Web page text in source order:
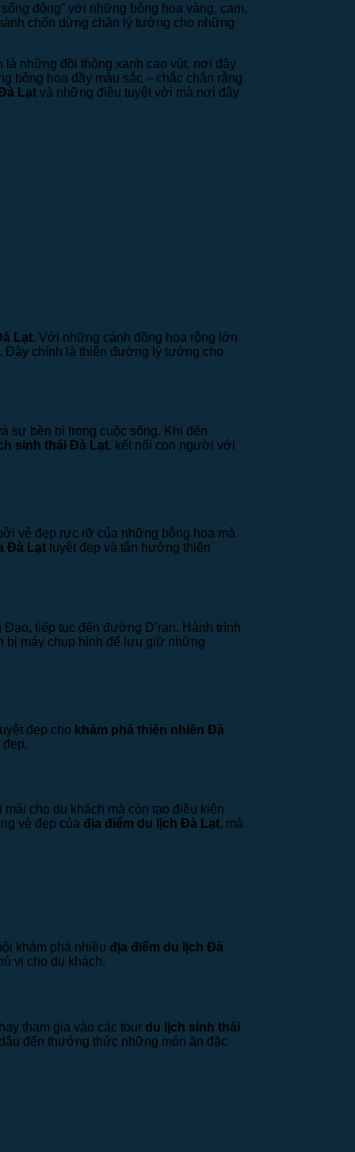
động” với những bông hoa vàng, cam,
chốn dừng chân lý tưởng cho những
những đồi thông xanh cao vút, nơi đây
bông hoa đầy màu sắc – chắc chắn rằng
Lạt và những điều tuyệt vời mà nơi đây
Lạt. Với những cánh đồng hoa rộng lớn
Đây chính là thiên đường lý tưởng cho
sự bền bỉ trong cuộc sống. Khi đến
sinh thái Đà Lạt, kết nối con người với
vẻ đẹp rực rỡ của những bông hoa mà
Đà Lạt tuyệt đẹp và tận hưởng thiên
tiếp tục đến đường D’ran. Hành trình
bị máy chụp hình để lưu giữ những
đẹp cho khám phá thiên nhiên Đà
cho du khách mà còn tạo điều kiện
vẻ đẹp của địa điểm du lịch Đà Lạt, mà
khám phá nhiều địa điểm du lịch Đà
vị cho du khách.
tham gia vào các tour du lịch sinh thái
đến thưởng thức những món ăn đặc